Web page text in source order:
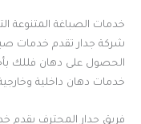
خدمات الصباغة المتنوعة
شركة جدار تقدم خدمات
الحصول على دهان فللك
خدمات دهان داخلية
فريق جدار المحترف يقدم